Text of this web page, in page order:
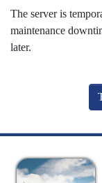
The server is
maintenance
later.